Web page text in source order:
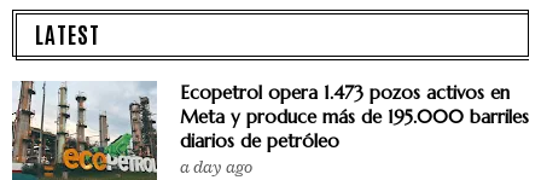
LATEST
Ecopetrol opera 1.473 pozos activos en
Meta y produce más de 195.000 barriles
diarios de petróleo
a day ago